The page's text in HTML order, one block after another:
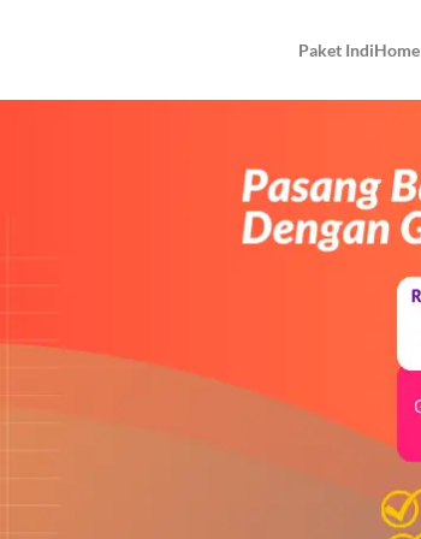
Paket IndiHome